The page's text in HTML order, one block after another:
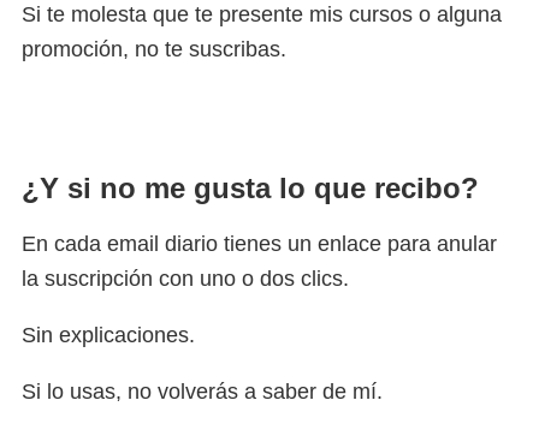
Si te molesta que te presente mis cursos o alguna
promoción, no te suscribas.
¿Y si no me gusta lo que recibo?
En cada email diario tienes un enlace para anular
la suscripción con uno o dos clics.
Sin explicaciones.
Si lo usas, no volverás a saber de mí.